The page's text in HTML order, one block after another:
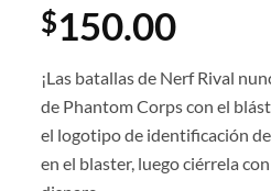
$150.00
¡Las batallas de Nerf Rival
de Phantom Corps con el
el logotipo de identificación
en el blaster, luego ciérrela